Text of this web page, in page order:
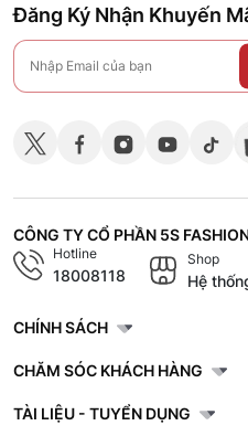
Đăng Ký Nhận Khuyến
CÔNG TY CỔ PHẦN 5S
Hotline
18008118
Shop
Hệ
CHÍNH SÁCH
CHĂM SÓC KHÁCH HÀNG
TÀI LIỆU - TUYỂN DỤNG